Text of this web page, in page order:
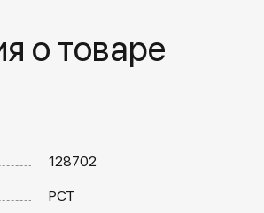
о товаре
128702
РСТ